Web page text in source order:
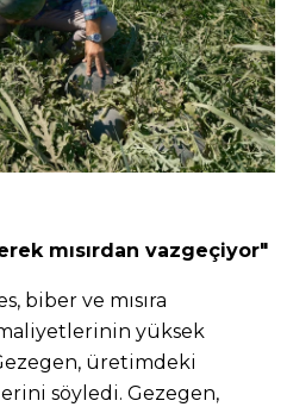
mısırdan vazgeçiyor"
biber ve mısıra
yüksek
üretimdeki
söyledi. Gezegen,